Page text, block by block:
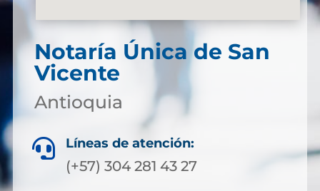
Notaría Única de San
Vicente
Antioquia
 Líneas de atención:
(+57) 304 281 43 27